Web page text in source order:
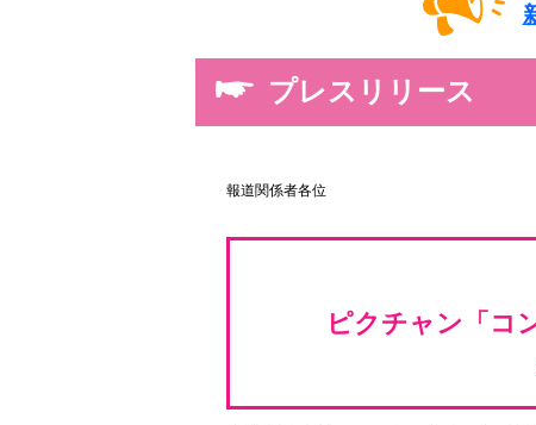
プレスリリース
報道関係者各位
ピクチャン「コ